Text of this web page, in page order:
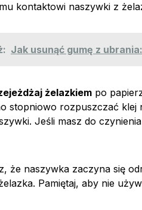
kontaktowi naszywki z
Jak usunąć gumę z
żelazkiem po
stopniowo rozpuszczać
Jeśli masz do
że naszywka zaczyna się
Pamiętaj, aby nie